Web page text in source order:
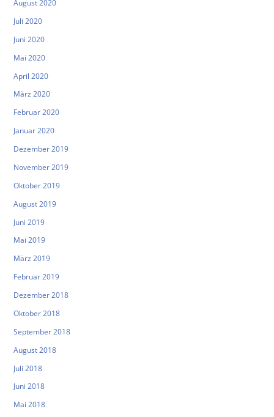
August 2020
Juli 2020
Juni 2020
Mai 2020
April 2020
März 2020
Februar 2020
Januar 2020
Dezember 2019
November 2019
Oktober 2019
August 2019
Juni 2019
Mai 2019
März 2019
Februar 2019
Dezember 2018
Oktober 2018
September 2018
August 2018
Juli 2018
Juni 2018
Mai 2018